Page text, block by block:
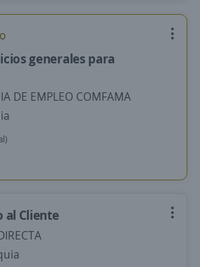
generales para
DE EMPLEO COMFAMA
al Cliente